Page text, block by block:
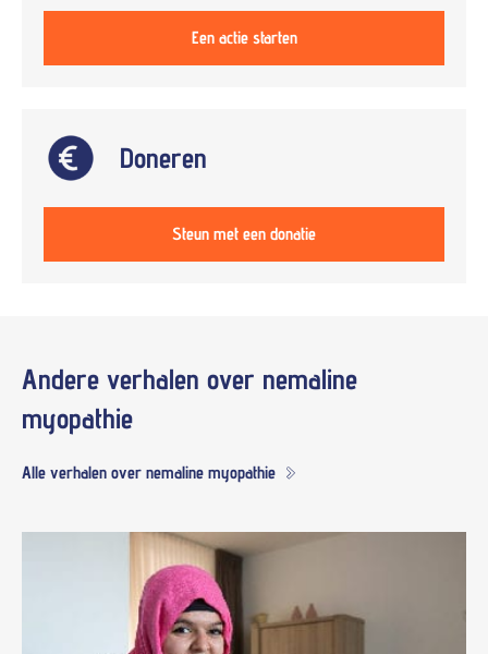
Een actie starten
Doneren
Steun met een donatie
Andere verhalen over nemaline
myopathie
Alle verhalen over nemaline myopathie